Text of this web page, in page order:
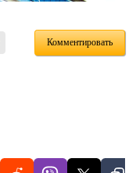
Комментировать